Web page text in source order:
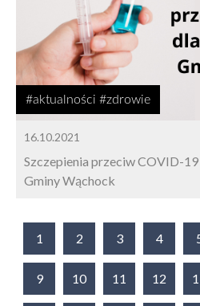
#aktualności #zdrowie
16.10.2021
Szczepienia przeciw COVID-
Gminy Wąchock
1 2 3 4
9 10 11 12